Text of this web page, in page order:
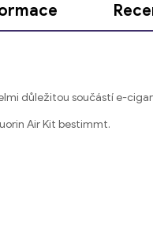
důležitou součástí e-
Air Kit bestimmt.